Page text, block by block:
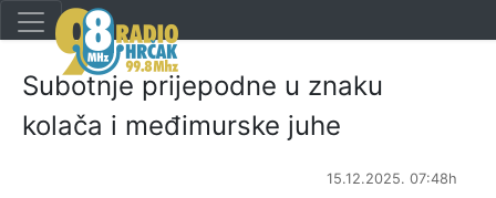
Subotnje prijepodne u znaku
kolača i međimurske juhe
15.12.2025. 07:48h